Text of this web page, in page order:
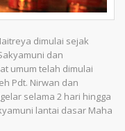
dimulai sejak
dan
umum telah dimulai
Pdt. Nirwan dan
selama 2 hari hingga
lantai dasar Maha